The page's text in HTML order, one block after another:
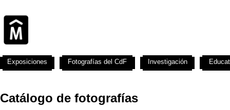
Catálogo de fotografías
Exposiciones Fotografías del CdF Investigación